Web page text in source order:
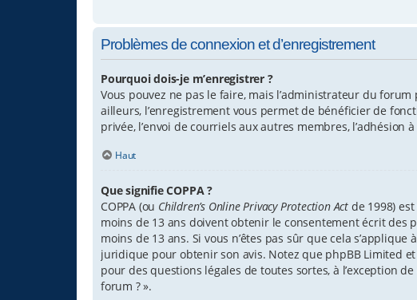
Problèmes de connexion et d’enregistrement
Pourquoi dois-je m’enregistrer ?
Vous pouvez ne pas le faire, mais l’administrateur du
ailleurs, l’enregistrement vous permet de bénéficier de
privée, l’envoi de courriels aux autres membres,
Haut
Que signifie COPPA ?
COPPA (ou Children’s Online Privacy Protection Act de 1998)
moins de 13 ans doivent obtenir le consentement écrit des
moins de 13 ans. Si vous n’êtes pas sûr que cela
juridique pour obtenir son avis. Notez que phpBB Limited
pour des questions légales de toutes sortes, à l’exception
forum ? ».